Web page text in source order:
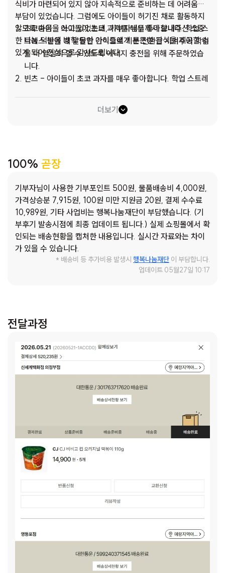
식비가 마련되어 있지 않아 지속적으로 준비하는 데 어려움과
부담이 있었습니다. 그럼에도 아이들이 허기진 채로 활동하지
않도록 마음을 쓰고 있었는데, 기부자님들께서 보내주신 소중
한 나눔 덕분에 방학 동안 아이들에게 든든한 간식을 제공할 수
있게 되어 진심으로 감사드립니다.
초코송이 - 아이들이 초코 과자를 매우 좋아합니다. 학업 스
트레스 받을 때 달달한 간식으로 기분 전환을 시켜주어 학업
을 더 열심히 할 수 있도록 에너지 충전을 위해 주문하였습
니다.
빈츠 - 아이들이 초코 과자를 매우 좋아합니다. 학업 스트레
더 열심히 할 수 있도록 에너지 충전을 위해 주문하였습니
하였습니다.
는 간식으로 준비해 주려고 합니다.5. 파워에이드 - 아이들
이 외부 활동 시, 수분 보충을 하기 위해 주문하려고 합니다.
카프리썬 - 다른 과자 간식과 같이 마시려고 합니다.
바나나맛 우유 - 아이들 학습 시간에 배가 고프지 않도록 간
편하게 먹을 수 있도록 하려고 합니다.
닥터유 단백질 바 - 아이들 외부 활동이나 프로그램 시 힘들
어하거나, 축 처져 있을 때 준비해 주려고 합니다.
더보기
100% 곧장
기부자님이 사용한 기부포인트 500원, 물품배송비 4,000원,
가격상승분 7,915원, 100원 미만 지원금 20원, 결제 수수료
10,989원, 기타 사업비는 행복나눔재단이 부담했습니다. (기
부후기 발송시점에 최종 업데이트 됩니다.) 실제 쇼핑몰에서 확
인되는 배송현황을 캡처한 내용입니다. 실시간 자료와는 차이
가 있을 수 있습니다.
* 배송비 등 추가비용 발생시 행복나눔재단 이 부담합니다.
업데이트 05월27일 10:17
전달과정